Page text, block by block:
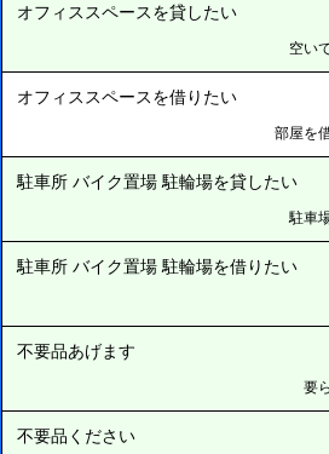
オフィススペースを貸したい
空い
オフィススペースを借りたい
部屋を
駐車所 バイク置場 駐輪場を貸したい
駐車
駐車所 バイク置場 駐輪場を借りたい
不要品あげます
要
不要品ください